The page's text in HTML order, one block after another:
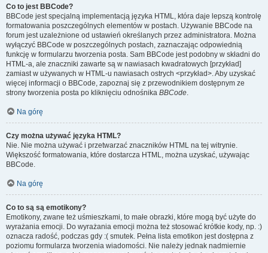
Co to jest BBCode?
BBCode jest specjalną implementacją języka HTML, która daje lepszą kontrolę
formatowania poszczególnych elementów w postach. Używanie BBCode na
forum jest uzależnione od ustawień określanych przez administratora. Można
wyłączyć BBCode w poszczególnych postach, zaznaczając odpowiednią
funkcję w formularzu tworzenia posta. Sam BBCode jest podobny w składni do
HTML-a, ale znaczniki zawarte są w nawiasach kwadratowych [przykład]
zamiast w używanych w HTML-u nawiasach ostrych <przykład>. Aby uzyskać
więcej informacji o BBCode, zapoznaj się z przewodnikiem dostępnym ze
strony tworzenia posta po kliknięciu odnośnika BBCode.
Na górę
Czy można używać języka HTML?
Nie. Nie można używać i przetwarzać znaczników HTML na tej witrynie.
Większość formatowania, które dostarcza HTML, można uzyskać, używając
BBCode.
Na górę
Co to są są emotikony?
Emotikony, zwane też uśmieszkami, to małe obrazki, które mogą być użyte do
wyrażania emocji. Do wyrażania emocji można też stosować krótkie kody, np. :)
oznacza radość, podczas gdy :( smutek. Pełna lista emotikon jest dostępna z
poziomu formularza tworzenia wiadomości. Nie należy jednak nadmiernie